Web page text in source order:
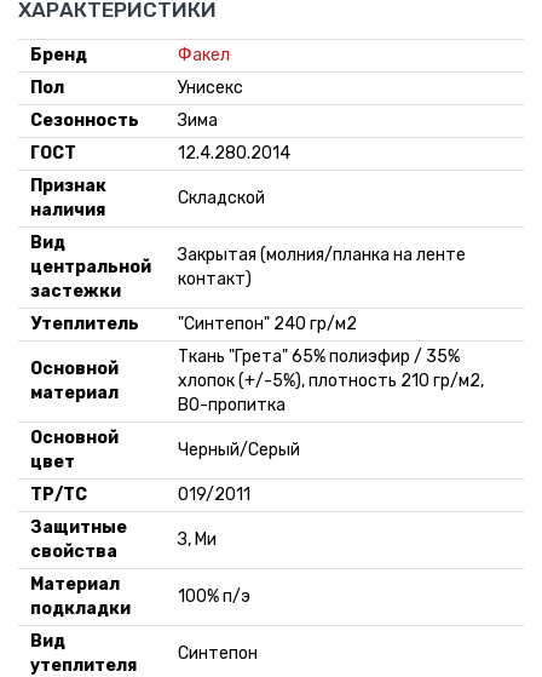
ХАРАКТЕРИСТИКИ
Бренд
Факел
Пол
Унисекс
Сезонность
Зима
ГОСТ
12.4.280.2014
Признак
наличия
Складской
Вид
центральной
застежки
Закрытая (молния/планка на ленте
контакт)
Утеплитель "Синтепон" 240 гр/м2
Основной
материал
Ткань "Грета" 65% полиэфир / 35%
хлопок (+/-5%), плотность 210 гр/м2,
ВО-пропитка
Основной
цвет
Черный/Серый
ТР/ТС
019/2011
Защитные
свойства
З, Ми
Материал
подкладки
100% п/э
Вид
утеплителя
Синтепон